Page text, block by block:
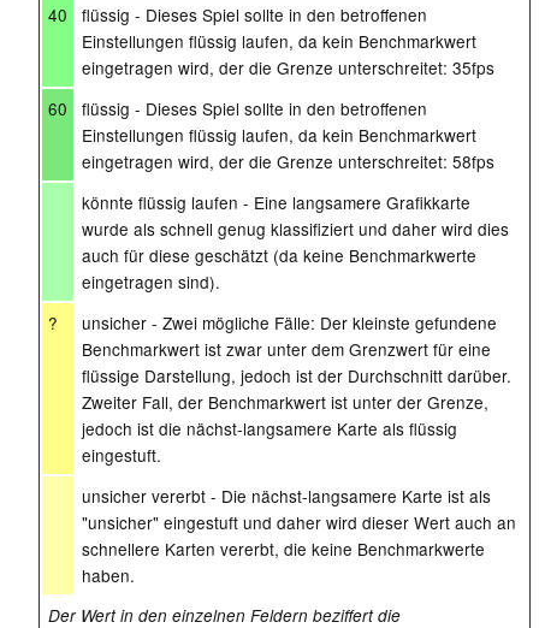
40
flüssig - Dieses Spiel sollte in den betroffenen
Einstellungen flüssig laufen, da kein Benchmarkwert
eingetragen wird, der die Grenze unterschreitet: 35fps
60
flüssig - Dieses Spiel sollte in den betroffenen
Einstellungen flüssig laufen, da kein Benchmarkwert
eingetragen wird, der die Grenze unterschreitet: 58fps
könnte flüssig laufen - Eine langsamere Grafikkarte
wurde als schnell genug klassifiziert und daher wird dies
auch für diese geschätzt (da keine Benchmarkwerte
eingetragen sind).
?
unsicher - Zwei mögliche Fälle: Der kleinste gefundene
Benchmarkwert ist zwar unter dem Grenzwert für eine
flüssige Darstellung, jedoch ist der Durchschnitt darüber.
Zweiter Fall, der Benchmarkwert ist unter der Grenze,
jedoch ist die nächst-langsamere Karte als flüssig
eingestuft.
unsicher vererbt - Die nächst-langsamere Karte ist als
"unsicher" eingestuft und daher wird dieser Wert auch an
schnellere Karten vererbt, die keine Benchmarkwerte
haben.
Der Wert in den einzelnen Feldern beziffert die